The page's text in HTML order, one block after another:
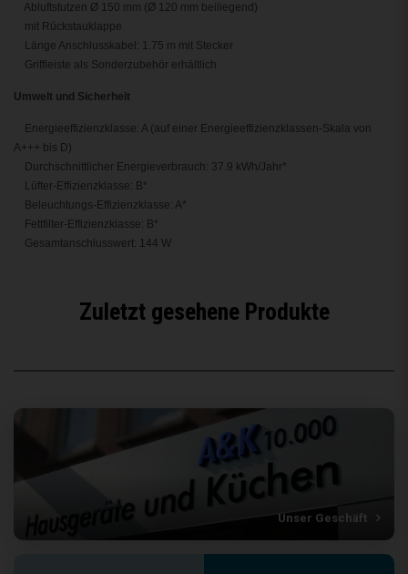
Abluftstutzen Ø 150 mm (Ø 120 mm beiliegend)
mit Rückstauklappe
Länge Anschlusskabel: 1.75 m mit Stecker
Griffleiste als Sonderzubehör erhältlich
Umwelt und Sicherheit
Energieeffizienzklasse: A (auf einer Energieeffizienzklassen-Skala von
A+++ bis D)
Durchschnittlicher Energieverbrauch: 37.9 kWh/Jahr*
Lüfter-Effizienzklasse: B*
Beleuchtungs-Effizienzklasse: A*
Fettfilter-Effizienzklasse: B*
Gesamtanschlusswert: 144 W
Zuletzt gesehene Produkte
Unser Geschäft